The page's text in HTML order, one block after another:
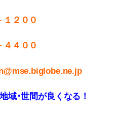
２００
４４００
域･世間が良くなる！